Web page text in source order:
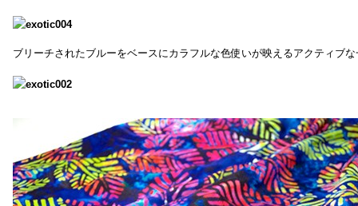
ブリーチされたブルーをベースにカラフルな色使いが映えるアクティブ